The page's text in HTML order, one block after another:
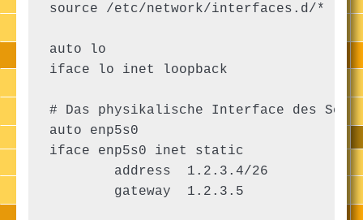
source /etc/network/interfaces.d/*
auto lo
iface lo inet loopback
# Das physikalische Interface des
auto enp5s0
iface enp5s0 inet static
        address  1.2.3.4/26
        gateway  1.2.3.5